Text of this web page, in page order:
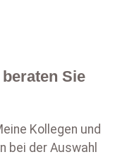
Sie
Kollegen und
bei der Auswahl